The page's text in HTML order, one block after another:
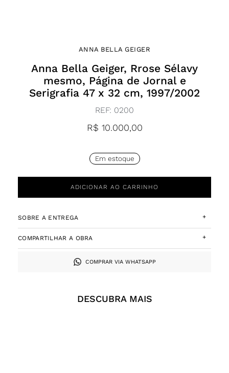
ANNA BELLA GEIGER
Anna Bella Geiger, Rrose Sélavy
mesmo, Página de Jornal e
Serigrafia 47 x 32 cm, 1997/2002
REF: 0200
R$ 10.000,00
Em estoque
ADICIONAR AO CARRINHO
SOBRE A ENTREGA +
COMPARTILHAR A OBRA +
COMPRAR VIA WHATSAPP
DESCUBRA MAIS